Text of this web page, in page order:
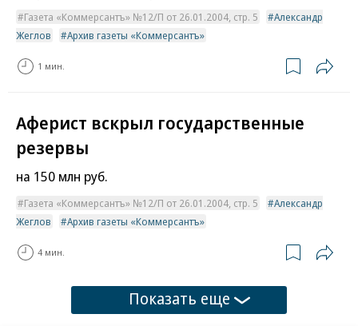
Газета «Коммерсантъ» №12/П от 26.01.2004, стр. 5
Александр
Жеглов
Архив газеты «Коммерсантъ»
1 мин.
Аферист вскрыл государственные
резервы
на 150 млн руб.
Газета «Коммерсантъ» №12/П от 26.01.2004, стр. 5
Александр
Жеглов
Архив газеты «Коммерсантъ»
4 мин.
Показать еще